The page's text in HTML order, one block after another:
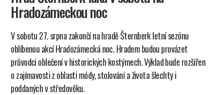
Hradozámeckou noc
V sobotu 27. srpna zakončí na hradě Šternberk letní sezónu
oblíbenou akcí Hradozámecká noc. Hradem budou provázet
průvodci oblečení v historických kostýmech. Výklad bude rozšířen
o zajímavosti z oblasti módy, stolování a života šlechty i
poddaných v středověku.